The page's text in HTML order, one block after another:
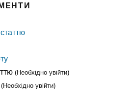
(Необхідно увійти)
(Необхідно увійти)